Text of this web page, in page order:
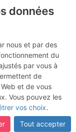
N: "La
2017
données
nous et par des
du
par vous à
de
et de vous
Vous pouvez les
vos choix.
Tout accepter